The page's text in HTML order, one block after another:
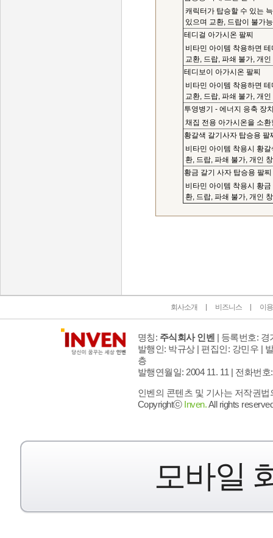
캐릭터가 탑승할 수 있는
있으며 교환, 드랍이 불가
테디걸 아가시온 팔찌
비타민 아이템 착용하면
교환, 드랍, 파쇄 불가, 개
테디보이 아가시온 팔찌
비타민 아이템 착용하면
교환, 드랍, 파쇄 불가, 개
투영병기 - 에너지 응축 장
채집 전용 아가시온을 소
황갈색 갈기사자 탑승용 팔
비타민 아이템 착용시 황
환, 드랍, 파쇄 불가, 개인
황금 갈기 사자 탑승용 팔찌
비타민 아이템 착용시 황
환, 드랍, 파쇄 불가, 개인
회사소개 비즈니스 이
명칭: 주식회사 인벤 | 등록번호: 경
발행인: 박규상 | 편집인: 강민우 |
층
발행연월일: 2004 11. 11 | 전화번호
인벤의 콘텐츠 및 기사는 저작권
Copyrightⓒ Inven.All rights
모바일